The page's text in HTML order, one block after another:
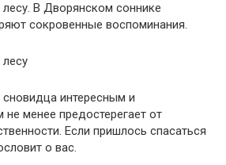
лесу. В Дворянском соннике
сокровенные воспоминания.
интересным и
не менее предостерегает от
Если пришлось спасаться
о вас.